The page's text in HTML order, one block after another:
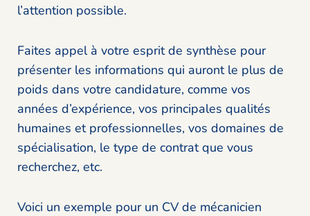
l’attention possible.
Faites appel à votre esprit de synthèse pour
présenter les informations qui auront le plus de
poids dans votre candidature, comme vos
années d’expérience, vos principales qualités
humaines et professionnelles, vos domaines de
spécialisation, le type de contrat que vous
recherchez, etc.
Voici un exemple pour un CV de mécanicien